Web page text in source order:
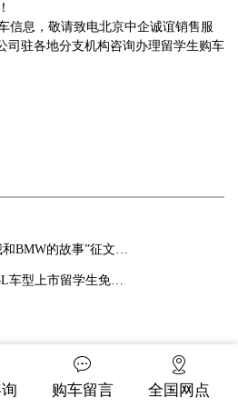
信息，敬请致电北京中企诚谊销售服
司驻各地分支机构咨询办理留学生购车
故事”征文大赛火热开启！
留学生免税车价格已发布
购车留言 全国网点